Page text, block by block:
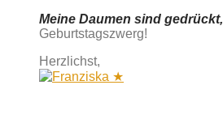
Meine Daumen sind gedrückt,
Geburtstagszwerg!
Herzlichst,